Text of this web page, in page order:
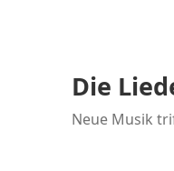
Die
Neue Musik